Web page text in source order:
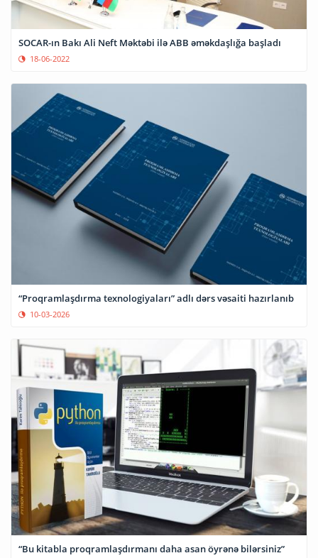
SOCAR-ın Bakı Ali Neft Məktəbi ilə ABB əməkdaşlığa başladı
18-06-2022
“Proqramlaşdırma texnologiyaları” adlı dərs vəsaiti hazırlanıb
10-03-2026
“Bu kitabla proqramlaşdırmanı daha asan öyrənə bilərsiniz”